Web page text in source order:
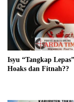
Isyu “Tangkap
Hoaks dan Fitnah??